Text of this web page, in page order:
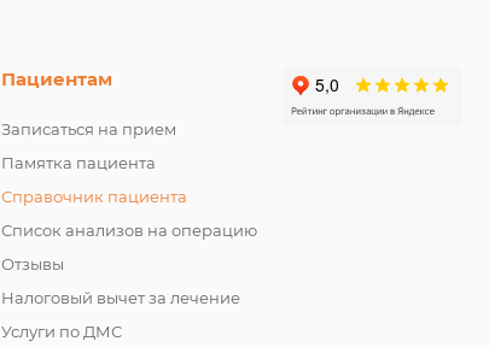
Пациентам
Записаться на прием
Памятка пациента
Справочник пациента
Список анализов на операцию
Отзывы
Налоговый вычет за лечение
Услуги по ДМС